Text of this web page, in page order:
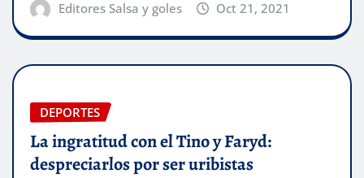
Editores Salsa y goles Oct 21, 2021
DEPORTES
La ingratitud con el Tino y Faryd:
despreciarlos por ser uribistas